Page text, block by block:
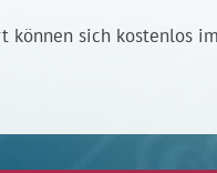
können sich kostenlos